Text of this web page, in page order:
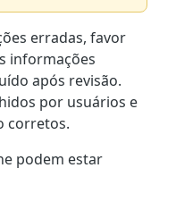
erradas, favor
informações
após revisão.
por usuários e
corretos.
podem estar